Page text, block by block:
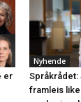
er
Nyhende
Språkrådet:
framleis